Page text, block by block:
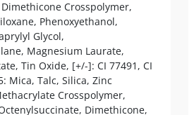
Crosspolymer,
Phenoxyethanol,
Glycol,
Magnesium Laurate,
Tin Oxide, [+/-]: CI 77491, CI
Mica, Talc, Silica, Zinc
Crosspolymer,
Dimethicone,